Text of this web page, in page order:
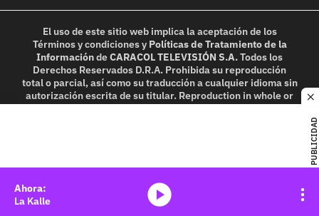
PUBLICIDAD
El uso de este sitio web implica la aceptación de los
Términos y condicionesy Políticas de Tratamiento de la
InformacióndeCARACOL TELEVISIÓN S.A.Todos los
Derechos Reservados D.R.A. Prohibida su reproducción
total o parcial, así como su traducción a cualquier idioma sin
autorización escrita de su titular. Reproduction in whole or
in part, or translation without written permission is
La Kalle